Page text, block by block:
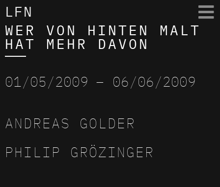
LFN
WER VON HINTEN MALT
HAT MEHR DAVON
01/05/2009 – 06/06/2009
ANDREAS GOLDER
PHILIP GRÖZINGER